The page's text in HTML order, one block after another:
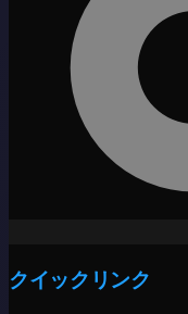
クイックリンク